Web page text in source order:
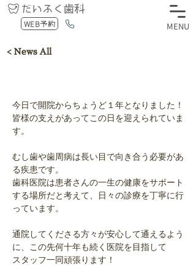
WEB予約 MENU
< News All
今日で開院からちょうど１年となりました！
皆様の支えがあってこの日を迎えられていま
す。
むし歯や歯周病は長い目で向き合う必要があ
る疾患です。
歯科医院は患者さんの一生の健康をサポート
する場所だと考えて、日々の診療を丁寧に行
っています。
通院してくださる方々が安心して通えるよう
に、この先何十年も続く医院を目指して
スタッフ一同頑張ります！